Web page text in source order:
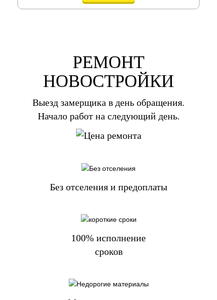
РЕМОНТ
НОВОСТРОЙКИ
Выезд замерщика в день обращения.
Начало работ на следующий день.
Без отселения и предоплаты
100% исполнение
сроков